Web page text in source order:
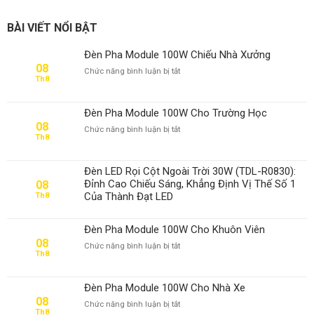
BÀI VIẾT NỔI BẬT
08
Th8
Đèn Pha Module 100W Chiếu Nhà Xưởng
Chức năng bình luận bị tắtở
100W
Chiếu
08
Th8
Đèn Pha Module 100W Cho Trường Học
Chức năng bình luận bị tắtở
Module
100W
Cho
08
Th8
Đèn LED Rọi Cột Ngoài Trời 30W (TDL-R0830):
Đỉnh Cao Chiếu Sáng, Khẳng Định Vị Thế Số 1
Của Thành Đạt LED
08
Th8
Đèn Pha Module 100W Cho Khuôn Viên
Chức năng bình luận bị tắtở
100W
Cho
08
Th8
Đèn Pha Module 100W Cho Nhà Xe
Chức năng bình luận bị tắtở